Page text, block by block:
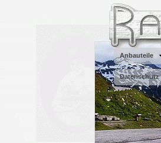
Anbauteile
Datenschutz